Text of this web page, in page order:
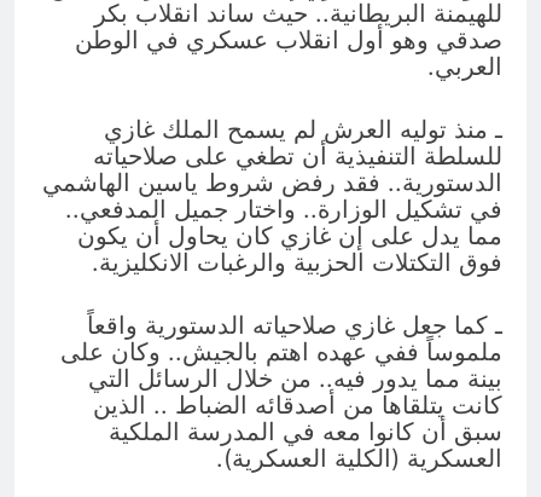
للهيمنة البريطانية.. حيث ساند انقلاب بكر
صدقي وهو أول انقلاب عسكري في الوطن
العربي.
ـ منذ توليه العرش لم يسمح الملك غازي
للسلطة التنفيذية أن تطغي على صلاحياته
الدستورية.. فقد رفض شروط ياسين الهاشمي
في تشكيل الوزارة.. واختار جميل المدفعي..
مما يدل على إن غازي كان يحاول أن يكون
فوق التكتلات الحزبية والرغبات الانكليزية.
ـ كما جعل غازي صلاحياته الدستورية واقعاً
ملموساً ففي عهده اهتم بالجيش.. وكان على
بينة مما يدور فيه.. من خلال الرسائل التي
كانت يتلقاها من أصدقائه الضباط .. الذين
سبق أن كانوا معه في المدرسة الملكية
العسكرية (الكلية العسكرية).